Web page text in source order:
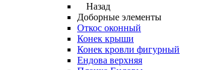
Назад
Доборные элементы
Откос оконный
Конек крыши
Конек кровли фигурный
Ендова верхняя